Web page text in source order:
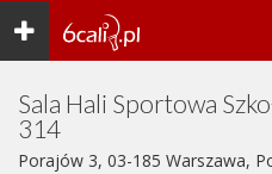
Toggle
navigation
Sala Hali Sportowa
314
Porajów 3, 03-185 Warszawa,